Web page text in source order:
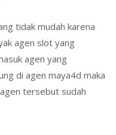
tidak mudah karena
agen slot yang
agen yang
di agen maya4d maka
tersebut sudah